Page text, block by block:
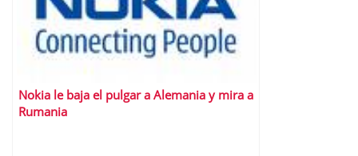
Nokia le baja el pulgar a Alemania y mira a
Rumania